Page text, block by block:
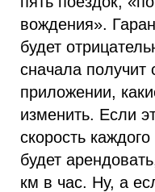
вождения».
будет
сначала получит
приложении,
изменить. Если
скорость
будет
км в час. Ну, а